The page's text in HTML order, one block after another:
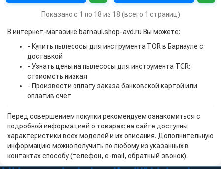
Показано с 1 по 18 из 18 (всего 1 страниц)
В интернет-магазине barnaul.shop-avd.ru Вы можете:
- Купить пылесосы для инструмента TOR в Барнауле с
доставкой
- Узнать цены на пылесосы для инструмента TOR:
стоиомсть низкая
- Произвести оплату заказа банковской картой или
оплатив счёт
Перед совершением покупки рекомендуем ознакомиться с
подробной информацией о товарах: на сайте доступны
характеристики всех моделей и их описания. Дополнительную
информацию можно получить по любому из указанных в
контактах способу (телефон, e-mail, обратный звонок).